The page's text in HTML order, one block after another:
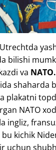
bilishi
va
shaharda
plakatni
NATO
ingliz,
kichik
uchun